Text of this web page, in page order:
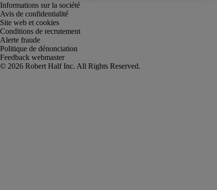
Informations sur la société
Avis de confidentialité
Site web et cookies
Conditions de recrutement
Alerte fraude
Politique de dénonciation
Feedback webmaster